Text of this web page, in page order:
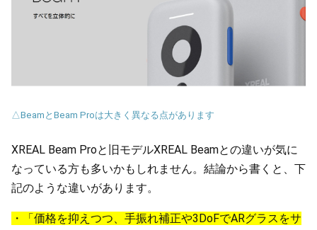
△BeamとBeam Proは大きく異なる点があります
XREAL Beam Proと旧モデルXREAL Beamとの違いが気に
なっている方も多いかもしれません。結論から書くと、下
記のような違いがあります。
・「価格を抑えつつ、手振れ補正や3DoFでARグラスをサ